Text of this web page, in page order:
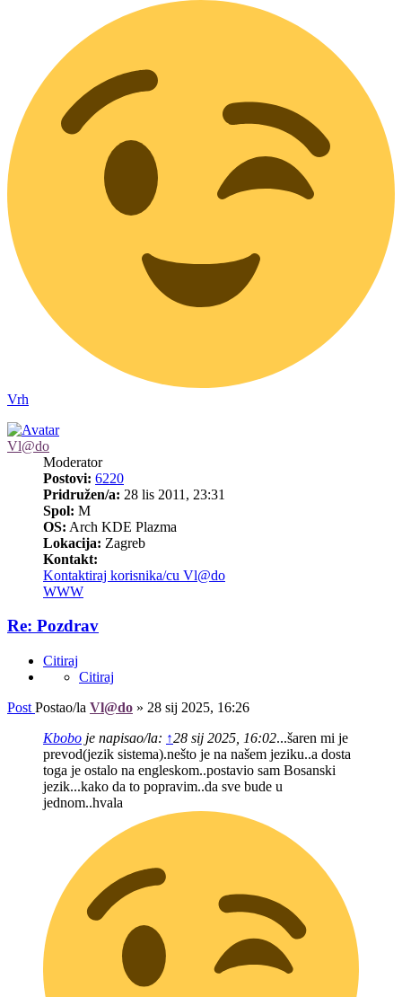
Vrh
Vl@do
Moderator
Postovi: 6220
Pridružen/a: 28 lis 2011, 23:31
Spol: M
OS: Arch KDE Plazma
Lokacija: Zagreb
Kontakt:
Kontaktiraj korisnika/cu Vl@do
WWW
Re: Pozdrav
Citiraj
Citiraj
Post Postao/la Vl@do » 28 sij 2025, 16:26
Kbobo je napisao/la: ↑28 sij 2025, 16:02...šaren mi je
prevod(jezik sistema).nešto je na našem jeziku..a dosta
toga je ostalo na engleskom..postavio sam Bosanski
jezik...kako da to popravim..da sve bude u
jednom..hvala